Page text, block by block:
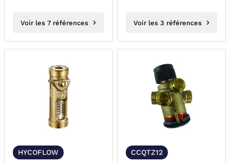
Voir les 7 références Voir les 3 références
HYCOFLOW CCQTZ12